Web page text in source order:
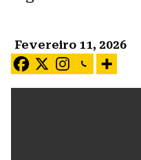
Fevereiro 11, 2026